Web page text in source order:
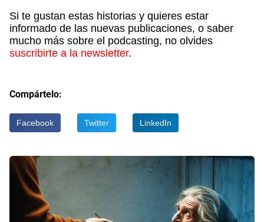
Si te gustan estas historias y quieres estar
informado de las nuevas publicaciones, o saber
mucho más sobre el podcasting, no olvides
suscribirte a la newsletter.
Compártelo:
Facebook Twitter LinkedIn